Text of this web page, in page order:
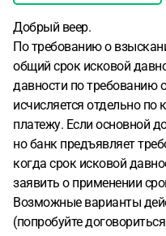
Добрый веер.
По требованию о
общий срок исковой
давности по требованию
исчисляется отдельно
платежу. Если основной
но банк предъявляет
когда срок исковой
заявить о применении
Возможные варианты
(попробуйте